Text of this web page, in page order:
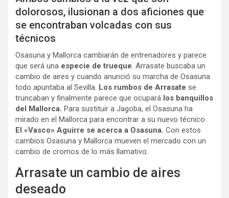
dolorosos, ilusionan a dos aficiones que
se encontraban volcadas con sus
técnicos
Osasuna y Mallorca cambiarán de entrenadores y parece
que será una especie de trueque. Arrasate buscaba un
cambio de aires y cuando anunció su marcha de Osasuna
todo apuntaba al Sevilla. Los rumbos de Arrasate se
truncaban y finalmente parece que ocupará los banquillos
del Mallorca. Para sustituir a Jagoba, el Osasuna ha
mirado en el Mallorca para encontrar a su nuevo técnico.
El «Vasco» Aguirre se acerca a Osasuna. Con estos
cambios Osasuna y Mallorca mueven el mercado con un
cambio de cromos de lo más llamativo.
Arrasate un cambio de aires
deseado